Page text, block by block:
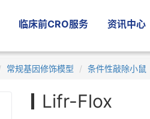
临床前CRO服务 资讯中心
常规基因修饰模型 条件性敲除小鼠
Lifr-Flox